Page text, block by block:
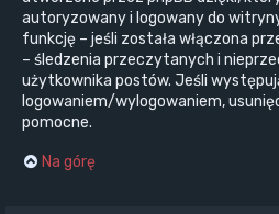
autoryzowany i logowany do
funkcję – jeśli została włączona
– śledzenia przeczytanych i
użytkownika postów. Jeśli
logowaniem/wylogowaniem,
pomocne.
Na górę